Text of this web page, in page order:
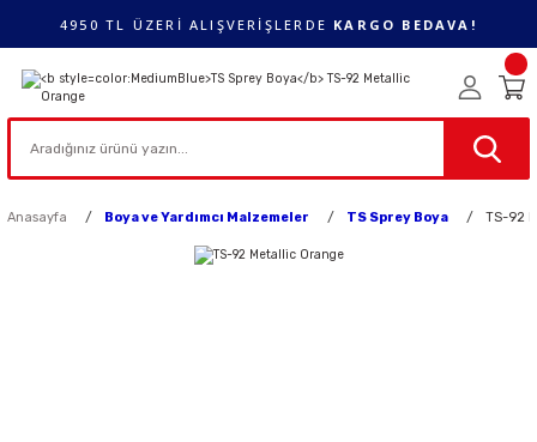
4950 TL ÜZERİ ALIŞVERİŞLERDE KARGO BEDAVA!
Anasayfa Boya ve Yardımcı Malzemeler TS Sprey Boya TS-92